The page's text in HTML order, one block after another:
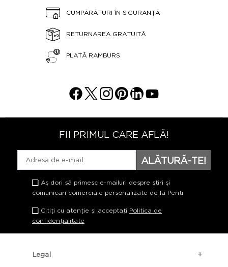
CUMPĂRĂTURI ÎN SIGURANȚĂ
RETURNAREA GRATUITĂ
PLATĂ RAMBURS
FII PRIMUL CARE AFLĂ!
ALĂTURĂ-TE!
Aș dori să primesc e-mailuri despre știri și
comunicări comerciale personalizate de la Penti
Citiți cu atenție și acceptați Politica de
confidențialitate
Legal